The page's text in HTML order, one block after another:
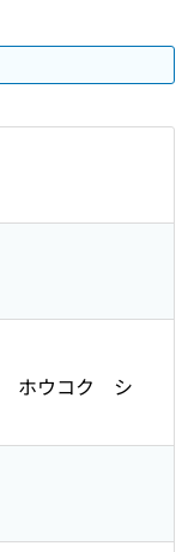
ホウコク シ